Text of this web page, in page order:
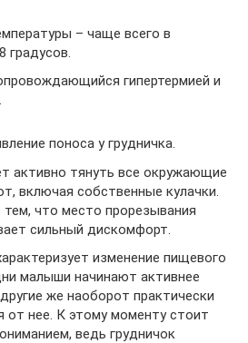
– чаще всего в
градусов.
гипертермией и
поноса у грудничка.
активно тянуть все окружающие
включая собственные кулачки.
тем, что место прорезывания
сильный дискомфорт.
изменение пищевого
малыши начинают активнее
же наоборот практически
от нее. К этому моменту стоит
ведь грудничок